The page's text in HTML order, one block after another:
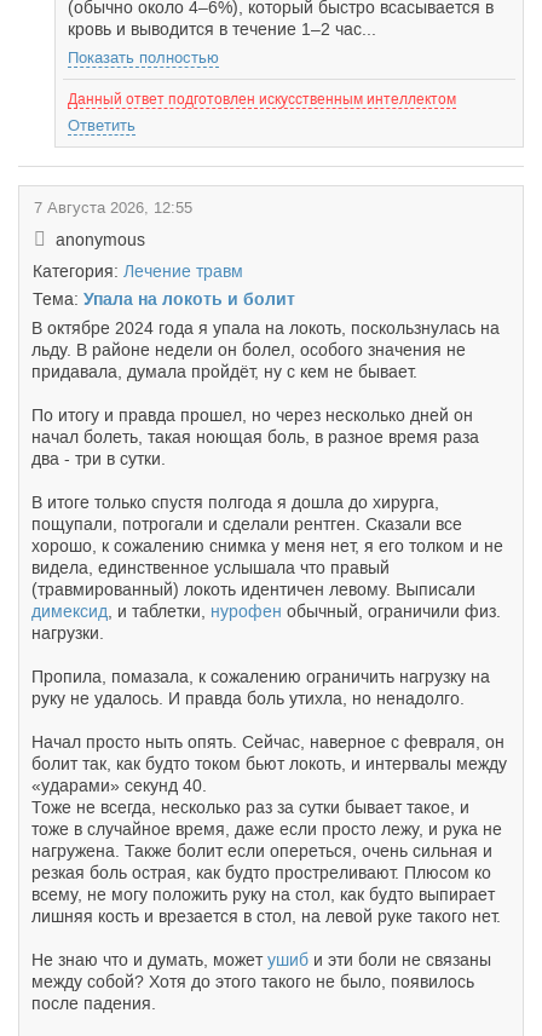
(обычно около 4–6%), который быстро всасывается в
кровь и выводится в течение 1–2 час...
Показать полностью
Данный ответ подготовлен искусственным интеллектом
Ответить
7 Августа 2026, 12:55
anonymous
Категория: Лечение травм
Тема: Упала на локоть и болит
В октябре 2024 года я упала на локоть, поскользнулась на
льду. В районе недели он болел, особого значения не
придавала, думала пройдёт, ну с кем не бывает.
По итогу и правда прошел, но через несколько дней он
начал болеть, такая ноющая боль, в разное время раза
два - три в сутки.
В итоге только спустя полгода я дошла до хирурга,
пощупали, потрогали и сделали рентген. Сказали все
хорошо, к сожалению снимка у меня нет, я его толком и не
видела, единственное услышала что правый
(травмированный) локоть идентичен левому. Выписали
димексид , и таблетки, нурофен обычный, ограничили физ.
нагрузки.
Пропила, помазала, к сожалению ограничить нагрузку на
руку не удалось. И правда боль утихла, но ненадолго.
Начал просто ныть опять. Сейчас, наверное с февраля, он
болит так, как будто током бьют локоть, и интервалы между
«ударами» секунд 40.
Тоже не всегда, несколько раз за сутки бывает такое, и
тоже в случайное время, даже если просто лежу, и рука не
нагружена. Также болит если опереться, очень сильная и
резкая боль острая, как будто простреливают. Плюсом ко
всему, не могу положить руку на стол, как будто выпирает
лишняя кость и врезается в стол, на левой руке такого нет.
Не знаю что и думать, можетушиб и эти боли не связаны
между собой? Хотя до этого такого не было, появилось
после падения.